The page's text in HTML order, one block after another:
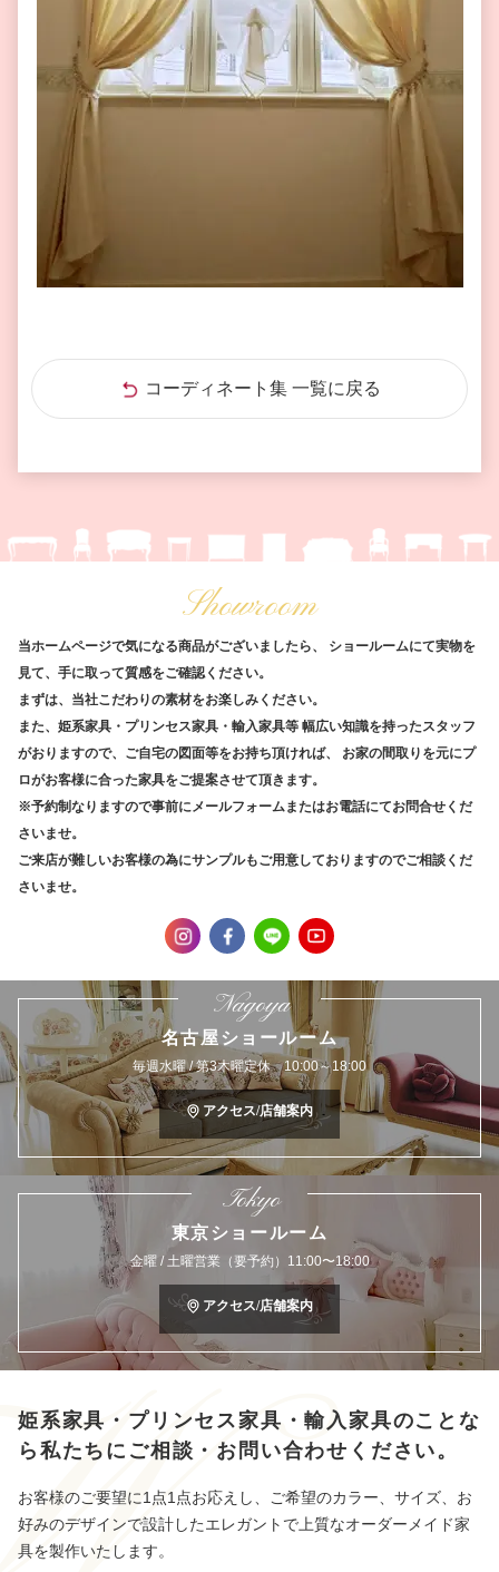
コーディネート集 一覧に戻る
Showroom
当ホームページで気になる商品がございましたら、
ショールームにて実物を
見て、手に取って質感をご確認ください。
まずは、当社こだわりの素材をお楽しみください。
また、姫系家具・プリンセス家具・輸入家具等 幅広い知識を持ったスタッフ
がおりますので、ご自宅の図面等をお持ち頂ければ、
お家の間取りを元にプ
ロがお客様に合った家具をご提案させて頂きます。
※予約制なりますので事前にメールフォームまたはお電話にてお問合せくだ
さいませ。
ご来店が難しいお客様の為にサンプルもご用意しておりますのでご相談くだ
さいませ。
Nagoya
名古屋ショールーム
毎週水曜 / 第3木曜定休 10:00～18:00
アクセス/店舗案内
Tokyo
東京ショールーム
金曜 / 土曜営業（要予約）11:00〜18:00
アクセス/店舗案内
姫系家具・プリンセス家具・輸入家具のことな
ら 私たちにご相談・お問い合わせください。
お客様のご要望に1点1点お応えし、ご希望のカラー、サイズ、お
好みのデザインで設計したエレガントで上質なオーダーメイド家
具を製作いたします。